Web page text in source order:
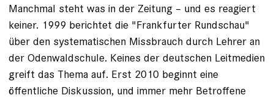
Manchmal steht was in der Zeitung – und es reagiert
keiner. 1999 ­berichtet die "Frankfurter Rundschau"
über den systematischen Missbrauch durch Lehrer an
der Odenwaldschule. Keines der deutschen Leitmedien
greift das Thema auf. Erst 2010 beginnt eine
öffentliche Diskussion, und immer mehr Betroffene